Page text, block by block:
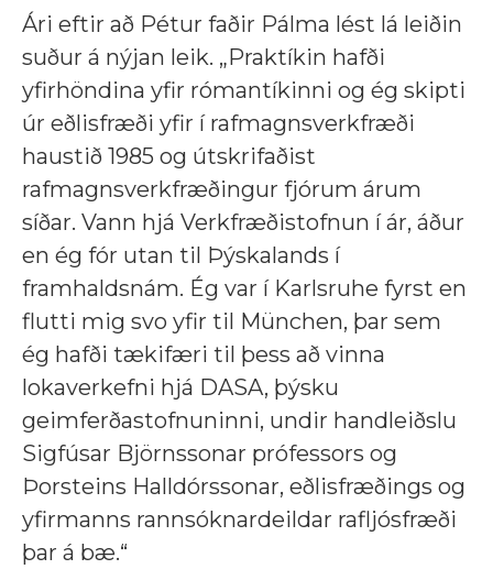
Ári eftir að Pétur faðir Pálma lést lá leiðin
suður á nýjan leik. „Praktíkin hafði
yfirhöndina yfir rómantíkinni og ég skipti
úr eðlisfræði yfir í rafmagnsverkfræði
haustið 1985 og útskrifaðist
rafmagnsverkfræðingur fjórum árum
síðar. Vann hjá Verkfræðistofnun í ár, áður
en ég fór utan til Þýskalands í
framhaldsnám. Ég var í Karlsruhe fyrst en
flutti mig svo yfir til München, þar sem
ég hafði tækifæri til þess að vinna
lokaverkefni hjá DASA, þýsku
geimferðastofnuninni, undir handleiðslu
Sigfúsar Björnssonar prófessors og
Þorsteins Halldórssonar, eðlisfræðings og
yfirmanns rannsóknardeildar rafljósfræði
þar á bæ.“